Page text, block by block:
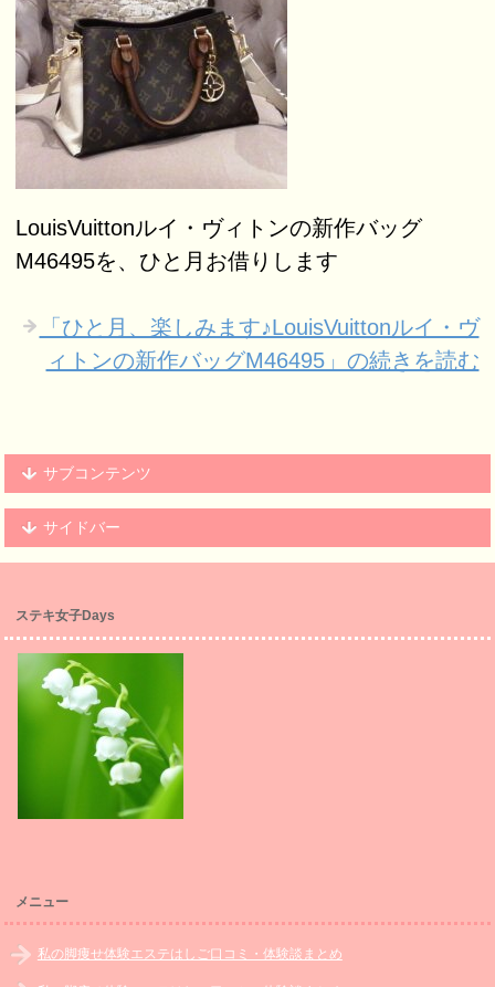
LouisVuittonルイ・ヴィトンの新作バッグ
M46495を、ひと月お借りします
「ひと月、楽しみます♪LouisVuittonルイ・ヴ
ィトンの新作バッグM46495」の続きを読む
サブコンテンツ
サイドバー
ステキ女子Days
メニュー
私の脚痩せ体験エステはしご口コミ・体験談まとめ